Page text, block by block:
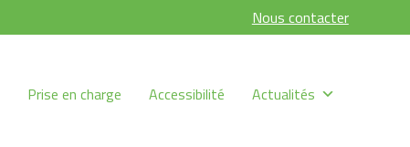
Nous contacter
Prise en charge Accessibilité Actualités